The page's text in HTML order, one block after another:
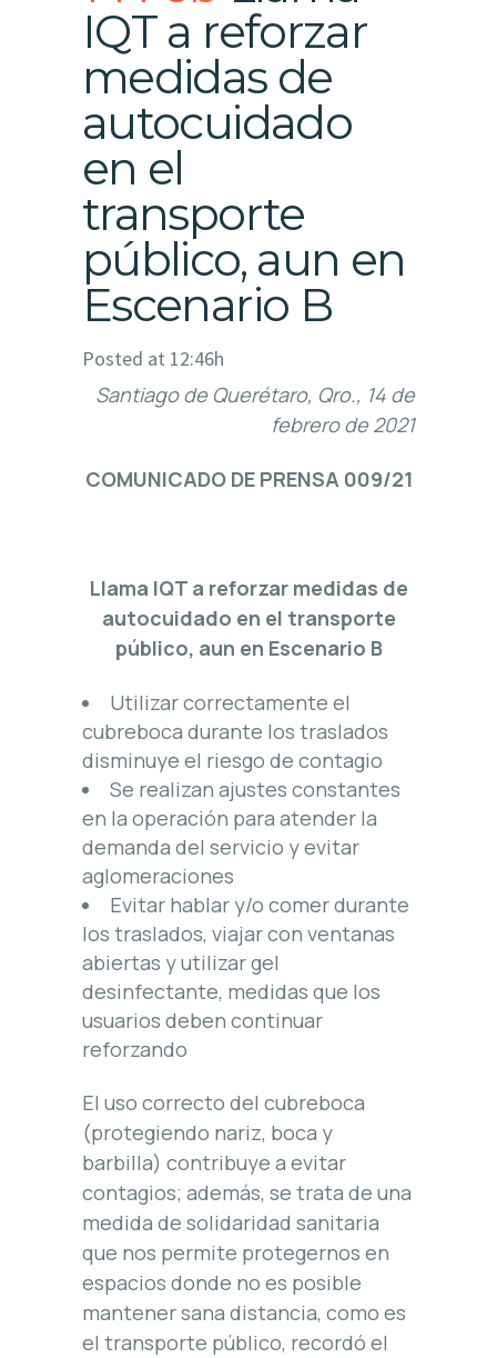
IQT a reforzar
medidas de
autocuidado
en el
transporte
público, aun en
Escenario B
Posted at 12:46h
Santiago de Querétaro, Qro., 14 de
febrero de 2021
COMUNICADO DE PRENSA 009/21
Llama IQT a reforzar medidas de
autocuidado en el transporte
público, aun en Escenario B
Utilizar correctamente el
cubreboca durante los traslados
disminuye el riesgo de contagio
Se realizan ajustes constantes
en la operación para atender la
demanda del servicio y evitar
aglomeraciones
Evitar hablar y/o comer durante
los traslados, viajar con ventanas
abiertas y utilizar gel
desinfectante, medidas que los
usuarios deben continuar
reforzando
El uso correcto del cubreboca
(protegiendo nariz, boca y
barbilla) contribuye a evitar
contagios; además, se trata de una
medida de solidaridad sanitaria
que nos permite protegernos en
espacios donde no es posible
mantener sana distancia, como es
el transporte público, recordó el